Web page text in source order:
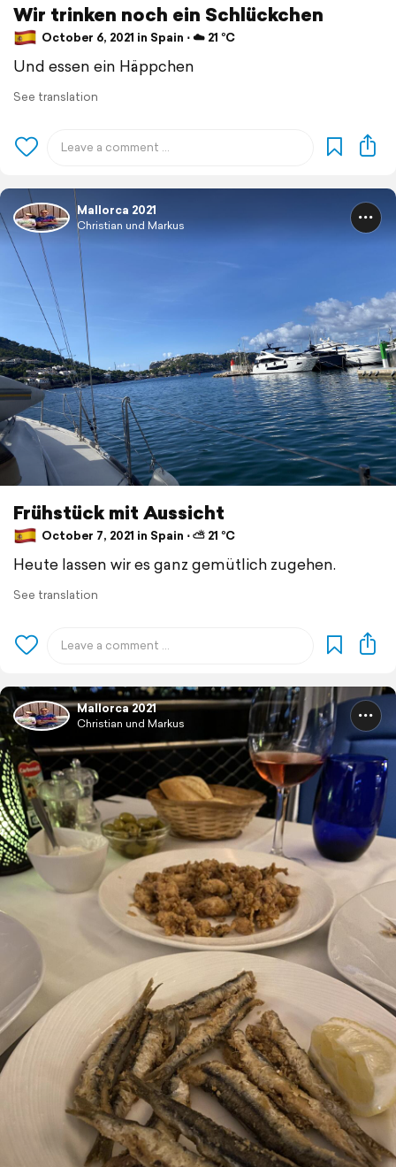
Wir trinken noch ein Schlückchen
October 6, 2021 in Spain ⋅ ☁️ 21 °C
Und essen ein Häppchen
See translation
Mallorca 2021
Christian und Markus
Frühstück mit Aussicht
October 7, 2021 in Spain ⋅ ⛅ 21 °C
Heute lassen wir es ganz gemütlich zugehen.
See translation
Mallorca 2021
Christian und Markus